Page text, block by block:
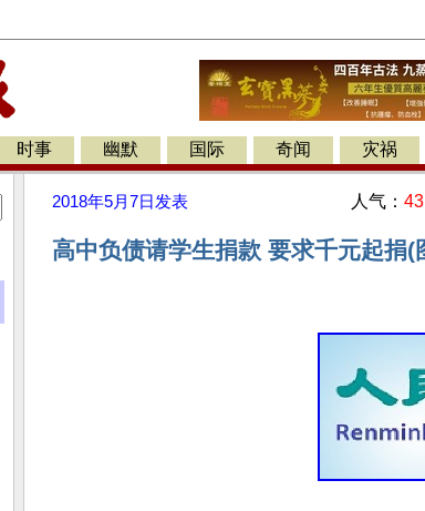
时事 幽默 国际 奇闻 灾祸
2018年5月7日 发表 人气：
高中负债请学生捐款 要求千元起捐(